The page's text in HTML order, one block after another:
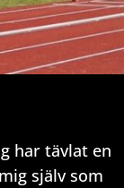
har tävlat en
själv som